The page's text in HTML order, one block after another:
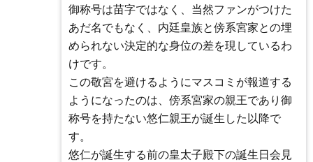
御称号は苗字ではなく、当然ファンがつけた
あだ名でもなく、内廷皇族と傍系宮家との埋
められない決定的な身位の差を現しているわ
けです。
この敬宮を避けるようにマスコミが報道する
ようになったのは、傍系宮家の親王であり御
称号を持たない悠仁親王が誕生した以降で
す。
悠仁が誕生する前の皇太子殿下の誕生日会見